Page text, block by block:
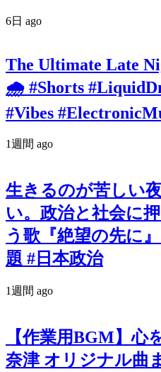
6日 ago
The Ultimate Late
🌧️ #Shorts
#Vibes
1週間 ago
生きるのが苦しい
い。政治と社会に
う歌『絶望の先に
題 #日本政治
1週間 ago
【作業用BGM】心
奈津 オリジナル曲